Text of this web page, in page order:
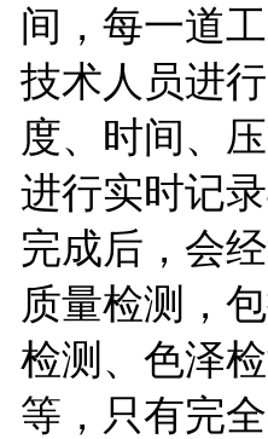
间，每一道
技术人员进
度、时间、
进行实时记
完成后，会
质量检测，
检测、色泽
等，只有完